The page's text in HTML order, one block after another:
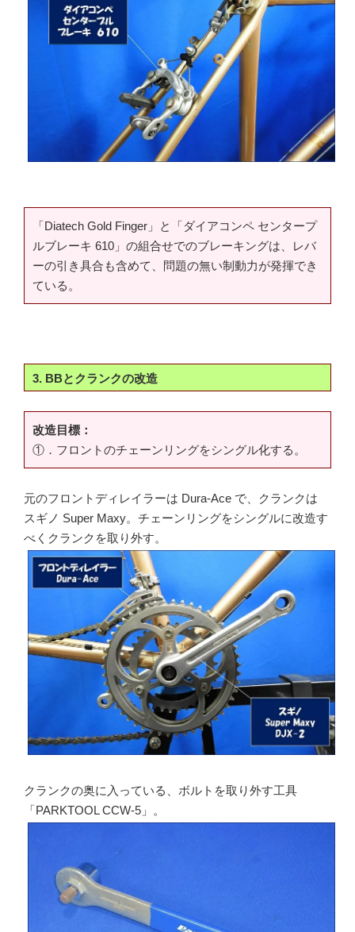
「Diatech Gold Finger」と「ダイアコンペ センタープ
ルブレーキ 610」の組合せでのブレーキングは、レバ
ーの引き具合も含めて、問題の無い制動力が発揮でき
ている。
3. BBとクランクの改造
改造目標：
①．フロントのチェーンリングをシングル化する。
元のフロントディレイラーは Dura-Ace で、クランクは
スギノ Super Maxy。チェーンリングをシングルに改造す
べくクランクを取り外す。
クランクの奥に入っている、ボルトを取り外す工具
「PARKTOOL CCW-5」。